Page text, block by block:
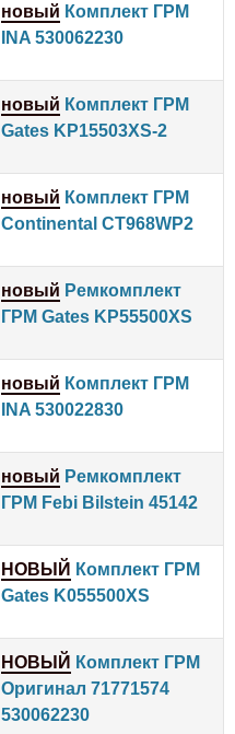
новый Комплект ГРМ
INA 530062230
новый Комплект ГРМ
Gates KP15503XS-2
новый Комплект ГРМ
Continental CT968WP2
новый Ремкомплект
ГРМ Gates KP55500XS
новый Комплект ГРМ
INA 530022830
новый Ремкомплект
ГРМ Febi Bilstein 45142
НОВЫЙ Комплект ГРМ
Gates K055500XS
НОВЫЙ Комплект ГРМ
Оригинал 71771574
530062230